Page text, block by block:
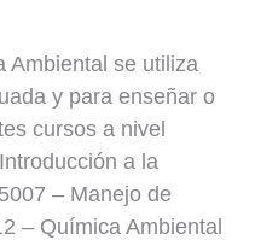
Ambiental se utiliza
y para enseñar o
cursos a nivel
a la
– Manejo de
– Química Ambiental